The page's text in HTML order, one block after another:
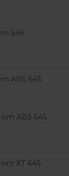
645
ABS 645
ABS 645
XT 645